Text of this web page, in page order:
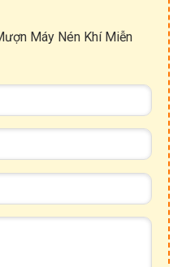
Máy Nén Khí Miễn